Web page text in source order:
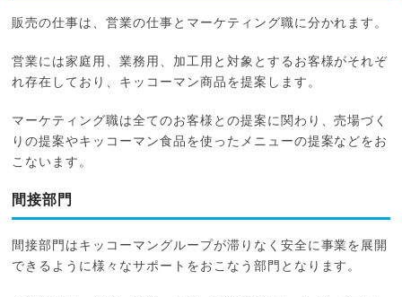
販売の仕事は、営業の仕事とマーケティング職に分かれます。
営業には家庭用、業務用、加工用と対象とするお客様がそれぞ
れ存在しており、キッコーマン商品を提案します。
マーケティング職は全てのお客様との提案に関わり、売場づく
りの提案やキッコーマン食品を使ったメニューの提案などをお
こないます。
間接部門
間接部門はキッコーマングループが滞りなく安全に事業を展開
できるように様々なサポートをおこなう部門となります。